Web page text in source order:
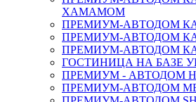
ХАМАМОМ
ПРЕМИУМ-АВТОДОМ
ПРЕМИУМ-АВТОДОМ
ПРЕМИУМ-АВТОДОМ
ГОСТИНИЦА НА БАЗЕ
ПРЕМИУМ - АВТОДОМ
ПРЕМИУМ-АВТОДОМ